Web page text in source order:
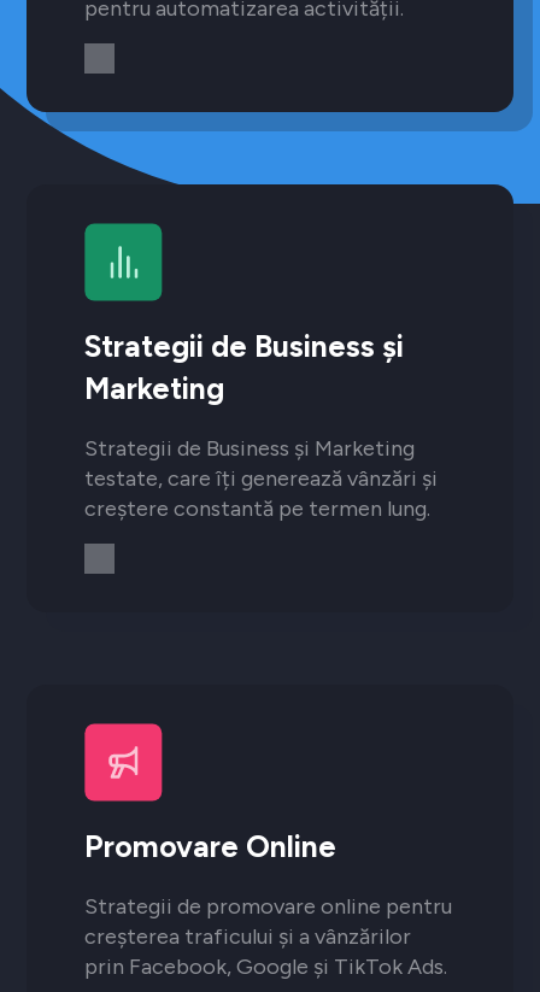
pentru automatizarea activității.
Strategii de Business și
Marketing
Strategii de Business și Marketing
testate, care îți generează vânzări și
creștere constantă pe termen lung.
Promovare Online
Strategii de promovare online pentru
creșterea traficului și a vânzărilor
prin Facebook, Google și TikTok Ads.